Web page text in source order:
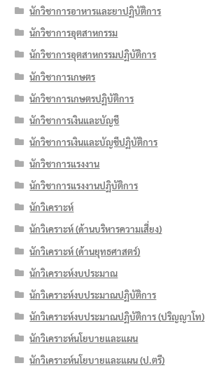
นักวิชาการอาหารและยาปฏิบัติการ
นักวิชาการอุตสาหกรรม
นักวิชาการอุตสาหกรรมปฏิบัติการ
นักวิชาการเกษตร
นักวิชาการเกษตรปฏิบัติการ
นักวิชาการเงินและบัญชี
นักวิชาการเงินและบัญชีปฏิบัติการ
นักวิชาการแรงงาน
นักวิชาการแรงงานปฏิบัติการ
นักวิเคราะห์
นักวิเคราะห์ (ด้านบริหารความเสี่ยง)
นักวิเคราะห์ (ด้านยุทธศาสตร์)
นักวิเคราะห์งบประมาณ
นักวิเคราะห์งบประมาณปฏิบัติการ
นักวิเคราะห์งบประมาณปฏิบัติการ (ปริญญาโท)
นักวิเคราะห์นโยบายและแผน
นักวิเคราะห์นโยบายและแผน (ป.ตรี)